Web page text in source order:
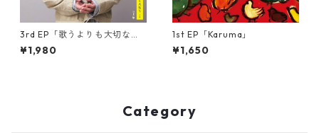
3rd EP「歌うよりも大切なこ
と」
¥1,980
1st EP「Karuma」
¥1,650
Category